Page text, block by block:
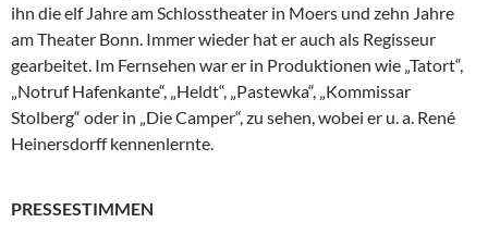
ihn die elf Jahre am Schlosstheater in Moers und zehn Jahre
am Theater Bonn. Immerwieder hat er auch als Regisseur
gearbeitet. Im Fernsehen war er in Produktionen wie „Tatort“,
„Notruf Hafenkante“, „Heldt“, „Pastewka“, „Kommissar
Stolberg“ oder in „Die Camper“, zu sehen, wobei er u. a. René
Heinersdorff kennenlernte.
PRESSESTIMMEN